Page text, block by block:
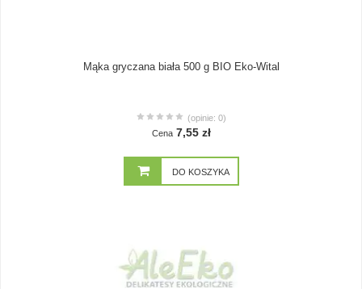
Mąka gryczana biała 500 g BIO Eko-Wital
(opinie: 0)
Cena 7,55 zł
DO KOSZYKA